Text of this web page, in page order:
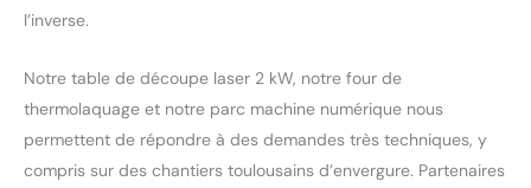
l’inverse.
Notre table de découpe laser 2 kW, notre four de
thermolaquage et notre parc machine numérique nous
permettent de répondre à des demandes très techniques, y
compris sur des chantiers toulousains d’envergure. Partenaires